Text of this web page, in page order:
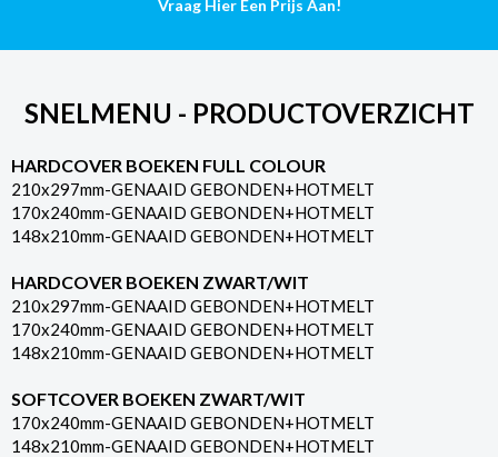
Vraag Hier Een Prijs Aan!
SNELMENU - PRODUCTOVERZICHT
HARDCOVER BOEKEN FULL COLOUR
210x297mm-GENAAID GEBONDEN+HOTMELT
170x240mm-GENAAID GEBONDEN+HOTMELT
148x210mm-GENAAID GEBONDEN+HOTMELT
HARDCOVER BOEKEN ZWART/WIT
210x297mm-GENAAID GEBONDEN+HOTMELT
170x240mm-GENAAID GEBONDEN+HOTMELT
148x210mm-GENAAID GEBONDEN+HOTMELT
SOFTCOVER BOEKEN ZWART/WIT
170x240mm-GENAAID GEBONDEN+HOTMELT
148x210mm-GENAAID GEBONDEN+HOTMELT